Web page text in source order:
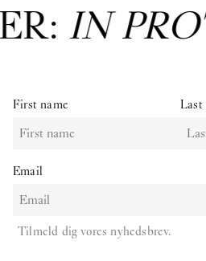
IN
First name Last
Email
Tilmeld dig vores nyhedsbrev.